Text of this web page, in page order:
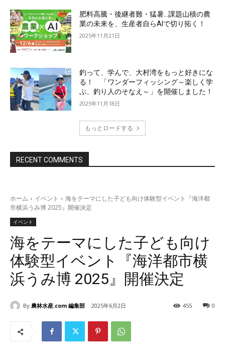
肥料高騰・後継者難・猛暑…課題山積の農
業の未来を、生産者自らAIで切り拓く！
2025年11月21日
釣って、学んで、大村湾をもっと好きにな
る！ 「ワンダーフィッシング～楽しく学
ぶ、釣り人のそなえ～」を開催しました！
2025年11月18日
もっとロードする
RECENT COMMENTS